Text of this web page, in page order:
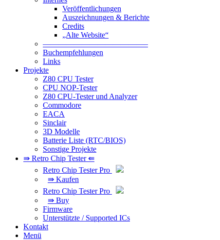
Veröffentlichungen
Auszeichnungen & Berichte
Credits
„Alte Website“
—————————————–
Buchempfehlungen
Links
Projekte
Z80 CPU Tester
CPU NOP-Tester
Z80 CPU-Tester und Analyzer
Commodore
EACA
Sinclair
3D Modelle
Batterie Liste (RTC/BIOS)
Sonstige Projekte
⇛ Retro Chip Tester ⇚
Retro Chip Tester Pro
⇛ Kaufen
Retro Chip Tester Pro
⇛ Buy
Firmware
Unterstützte / Supported ICs
Kontakt
Menü